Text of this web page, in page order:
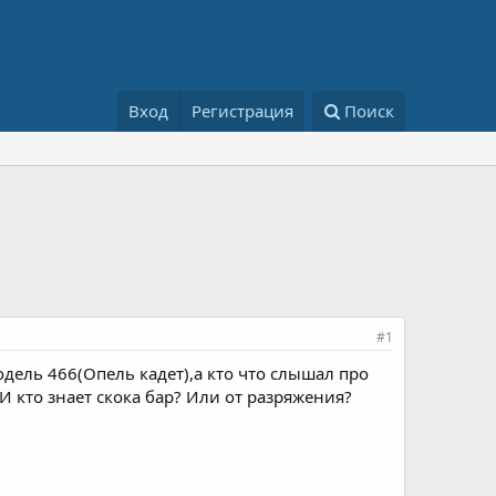
Вход Регистрация Поиск
#1
466(Опель кадет),а кто что слышал про
кто знает скока бар? Или от разряжения?